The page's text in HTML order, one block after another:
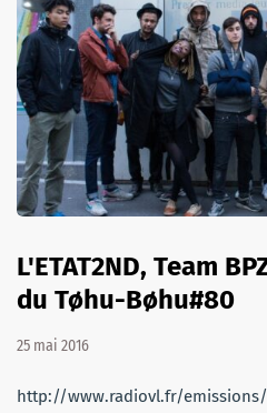
L'ETAT2ND, Team
du Tøhu-Bøhu#80
25 mai 2016
http://www.radiovl.fr/